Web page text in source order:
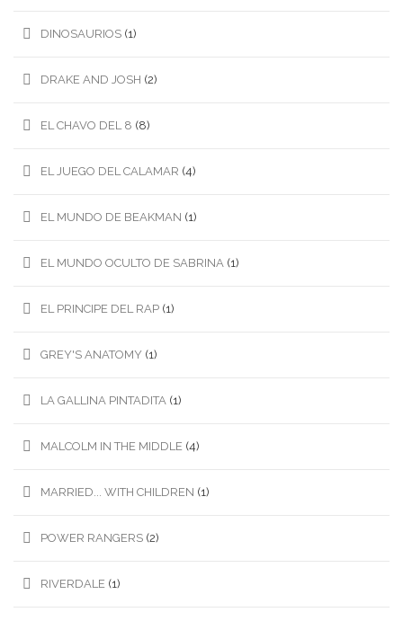
DINOSAURIOS (1)
DRAKE AND JOSH (2)
EL CHAVO DEL 8 (8)
EL JUEGO DEL CALAMAR (4)
EL MUNDO DE BEAKMAN (1)
EL MUNDO OCULTO DE SABRINA (1)
EL PRINCIPE DEL RAP (1)
GREY'S ANATOMY (1)
LA GALLINA PINTADITA (1)
MALCOLM IN THE MIDDLE (4)
MARRIED... WITH CHILDREN (1)
POWER RANGERS (2)
RIVERDALE (1)